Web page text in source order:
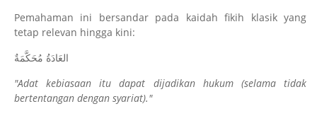
Pemahaman ini bersandar pada kaidah fikih klasik yang
tetap relevan hingga kini:
العَادَةُ مُحَكَّمَةٌ
"Adat kebiasaan itu dapat dijadikan hukum (selama tidak
bertentangan dengan syariat)."